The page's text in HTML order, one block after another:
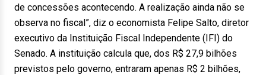
de concessões acontecendo. A realização ainda não se
observa no fiscal”, diz o economista Felipe Salto, diretor
executivo da Instituição Fiscal Independente (IFI) do
Senado. A instituição calcula que, dos R$ 27,9 bilhões
previstos pelo governo, entraram apenas R$ 2 bilhões,